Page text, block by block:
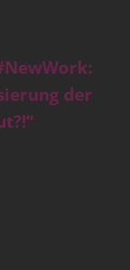
der